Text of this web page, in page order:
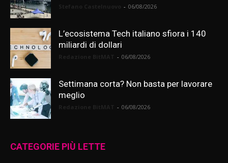
- 06/08/2026
L’ecosistema Tech italiano sfiora i 140
miliardi di dollari
- 06/08/2026
Settimana corta? Non basta per lavorare
meglio
- 06/08/2026
CATEGORIE PIÙ LETTE